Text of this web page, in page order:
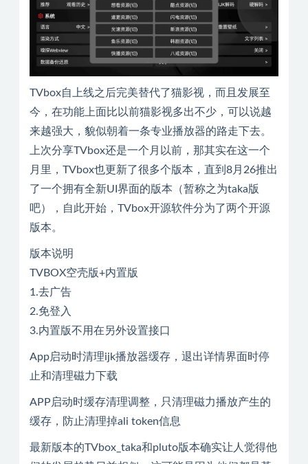
TVbox自上线之后完美替代了猫影视，而且发展至
今，在功能上面比以前猫影视多出不少，可以说越
来越强大，貌似朝着一条专业播放器的路走下去。
上次分享TVbox还是一个月以前，那其实在这一个
月里，TVbox也更新了很多个版本，直到8月26推出
了一个拥有全新UI界面的版本（暂称之为taka版
吧），自此开始，TVbox开源软件分为了两个开源
版本。
版本说明
TVBOX空壳版+内置版
1.去广告
2.免登入
3.内置版不用在另外设置接口
App启动时清理ijk播放器缓存，退出详情界面时停
止和清理磁力下载
APP启动时缓存清理调整，只清理磁力播放产生的
缓存，防止清理掉ali token信息
最新版本的TVbox_taka和pluto版本确实让人觉得他